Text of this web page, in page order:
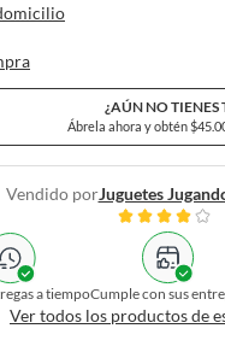
¿AÚN NO TIENES
Ábrela ahora y obtén
Vendido porJuguetes
a tiempoCumple con sus
Ver todos los productos de